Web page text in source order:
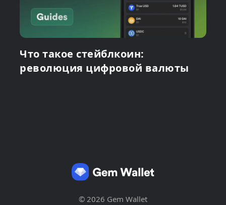
Что такое стейблкоин:
революция цифровой валюты
© 2026 Gem Wallet